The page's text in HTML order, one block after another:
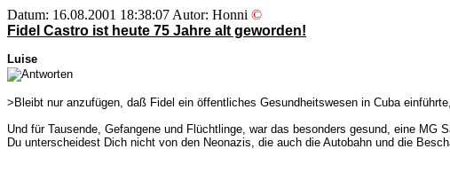
Datum: 16.08.2001 18:38:07 Autor: Honni ©
Fidel Castro ist heute 75 Jahre alt geworden!
Luise
>Bleibt nur anzufügen, daß Fidel ein öffentliches Gesundheitswesen in Cuba
Und für Tausende, Gefangene und Flüchtlinge, war das besonders gesund, eine MG
Du unterscheidest Dich nicht von den Neonazis, die auch die Autobahn und die